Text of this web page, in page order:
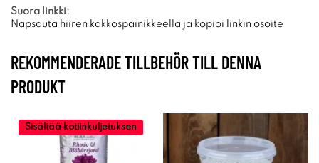
Suora linkki:
Napsauta hiiren kakkospainikkeella ja kopioi linkin osoite
REKOMMENDERADE TILLBEHÖR TILL DENNA
PRODUKT
Sisältää kotiinkuljetuksen